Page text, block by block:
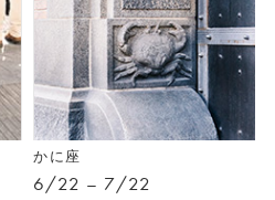
かに座
6/22 – 7/22